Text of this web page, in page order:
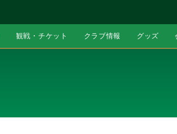
観戦・チケット クラブ情報 グッズ